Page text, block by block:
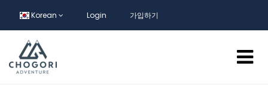
Korean Login 가입하기